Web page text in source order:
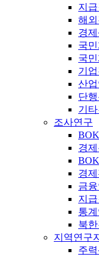
지
해
경
국
국
기
산
단
기
조사연구
경
경
금
지
통
북
지역연구
주